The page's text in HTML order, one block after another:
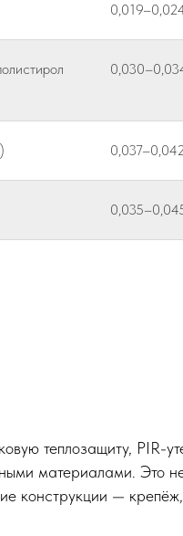
теплозащиту, PIR-
материалами. Это
конструкции —